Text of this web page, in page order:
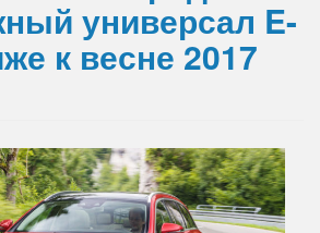
универсал E-
к весне 2017